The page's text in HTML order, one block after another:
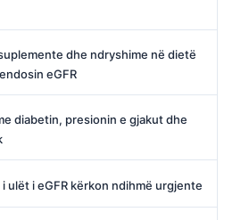
dhe ndryshime në dietë
eGFR
diabetin, presionin e gjakut dhe
ulët i eGFR kërkon ndihmë urgjente